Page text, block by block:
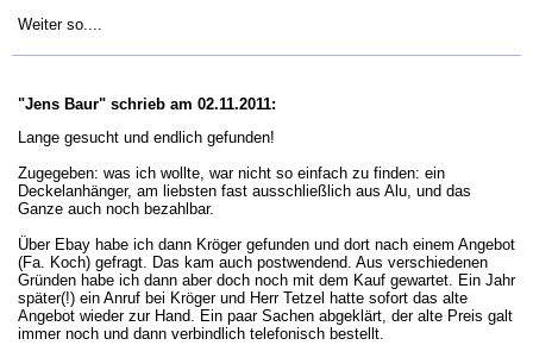
Weiter so....
"Jens Baur" schrieb am 02.11.2011:
Lange gesucht und endlich gefunden!
Zugegeben: was ich wollte, war nicht so einfach zu finden: ein
Deckelanhänger, am liebsten fast ausschließlich aus Alu, und das
Ganze auch noch bezahlbar.
Über Ebay habe ich dann Kröger gefunden und dort nach einem Angebot
(Fa. Koch) gefragt. Das kam auch postwendend. Aus verschiedenen
Gründen habe ich dann aber doch noch mit dem Kauf gewartet. Ein Jahr
später(!) ein Anruf bei Kröger und Herr Tetzel hatte sofort das alte
Angebot wieder zur Hand. Ein paar Sachen abgeklärt, der alte Preis galt
immer noch und dann verbindlich telefonisch bestellt.